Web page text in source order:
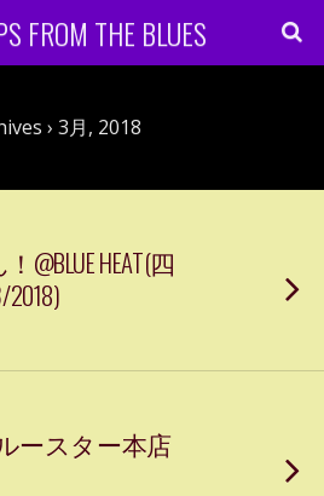
FROM THE BLUES
› 3月, 2018
HEAT(四
ルースター本店